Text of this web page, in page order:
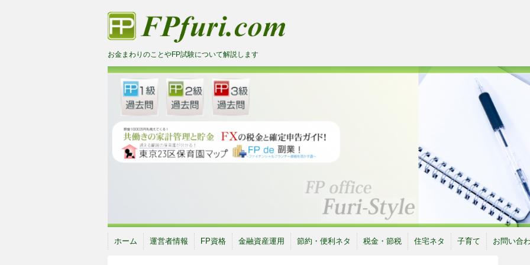
お金まわりのことやFP試験について解説します
ホーム 運営者情報 FP資格 金融資産運用 節約・便利ネタ 税金・節税 住宅ネタ 子育て お問い合